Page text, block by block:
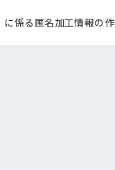
に係る匿名加工情報の作